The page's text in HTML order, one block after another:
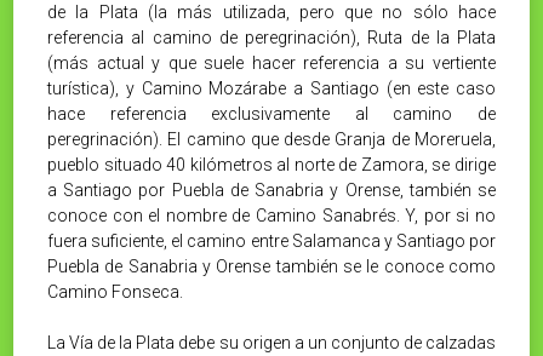
de la Plata (la más utilizada, pero que no sólo hace
referencia al camino de peregrinación), Ruta de la Plata
(más actual y que suele hacer referencia a su vertiente
turística), y Camino Mozárabe a Santiago (en este caso
hace referencia exclusivamente al camino de
peregrinación). El camino que desde Granja de Moreruela,
pueblo situado 40 kilómetros al norte de Zamora, se dirige
a Santiago por Puebla de Sanabria y Orense, también se
conoce con el nombre de Camino Sanabrés. Y, por si no
fuera suficiente, el camino entre Salamanca y Santiago por
Puebla de Sanabria y Orense también se le conoce como
Camino Fonseca.
La Vía de la Plata debe su origen a un conjunto de calzadas